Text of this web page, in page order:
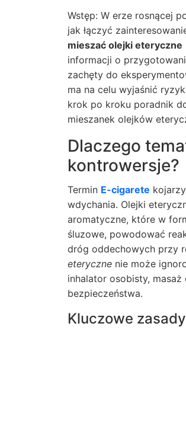
Wstęp: W erze rosnącej
jak łączyć
mieszać olejki eteryczne
informacji o
zachęty do
ma na celu wyjaśnić
krok po kroku poradnik
mieszanek olejków
Dlaczego
kontrowersje?
Termin E-cigarete
wdychania. Olejki
aromatyczne, które w
śluzowe, powodować
dróg oddechowych przy
eteryczne nie może
inhalator osobisty,
bezpieczeństwa.
Kluczowe